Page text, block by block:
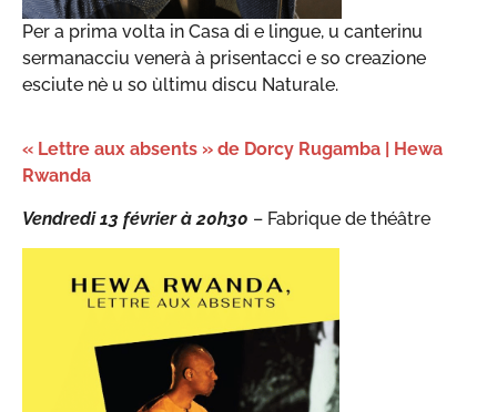
Per a prima volta in Casa di e lingue, u canterinu
sermanacciu venerà à prisentacci e so creazione
esciute nè u so ùltimu discu Naturale.
« Lettre aux absents » de Dorcy Rugamba | Hewa
Rwanda
Vendredi 13 février à 20h30 – Fabrique de théâtre